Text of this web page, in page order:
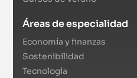
Áreas de especialidad
Economía y finanzas
Sostenibilidad
Tecnología